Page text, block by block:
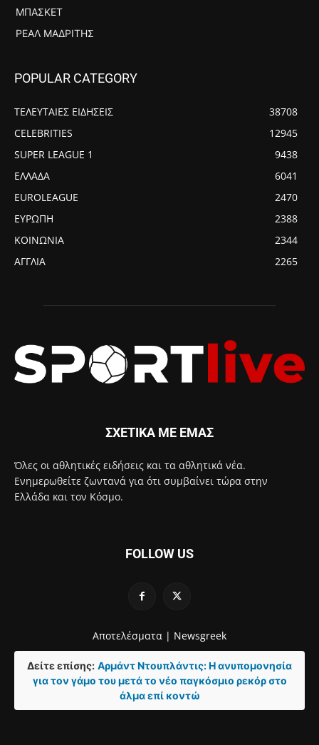
ΜΠΆΣΚΕΤ
ΡΕΆΛ ΜΑΔΡΊΤΗΣ
POPULAR CATEGORY
ΤΕΛΕΥΤΑΙΕΣ ΕΙΔΗΣΕΙΣ
38708
CELEBRITIES
12945
SUPER LEAGUE 1
9438
ΕΛΛΑΔΑ
6041
EUROLEAGUE
2470
ΕΥΡΩΠΗ
2388
ΚΟΙΝΩΝΙΑ
2344
ΑΓΓΛΙΑ
2265
ΣΧΕΤΙΚΑ ΜΕ ΕΜΑΣ
Όλες οι αθλητικές ειδήσεις και τα αθλητικά νέα.
Ενημερωθείτε ζωντανά για ότι συμβαίνει τώρα στην
Ελλάδα και τον Κόσμο.
FOLLOW US
Αποτελέσματα | Newsgreek
Δείτε επίσης: Αρμάντ Ντουπλάντις: Η ανυπομονησία
για τον γάμο του μετά το νέο παγκόσμιο ρεκόρ στο
άλμα επί κοντώ